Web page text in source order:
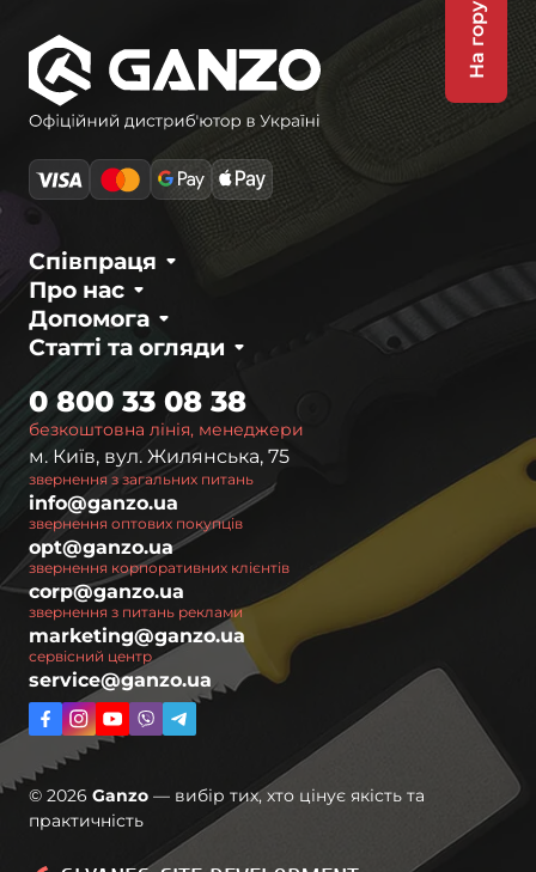
На гору
Про нас
Співпраця
Статті та огляди
Допомога
безкоштовна лінія, менеджери
0 800 33 08 38
м. Київ, вул. Жилянська, 75
звернення з загальних питань
info@ganzo.ua
звернення оптових покупців
opt@ganzo.ua
звернення корпоративних клієнтів
corp@ganzo.ua
звернення з питань реклами
marketing@ganzo.ua
сервісний центр
service@ganzo.ua
© 2026 Ganzo — вибір тих, хто цінує якість та
практичність